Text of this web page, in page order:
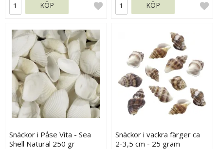
KÖP KÖP
Snäckor i Påse Vita - Sea
Shell Natural 250 gr
Snäckor i vackra färger ca
2-3,5 cm - 25 gram